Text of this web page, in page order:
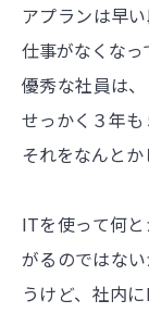
アプランは早
仕事がなくなっ
優秀な社員は
せっかく３年も
それをなんとか
ITを使って何
がるのではな
うけど、社内